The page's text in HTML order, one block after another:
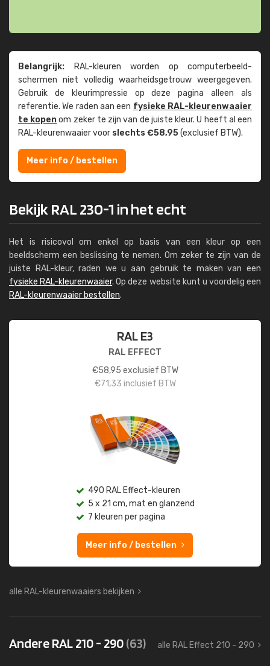
Belangrijk: RAL-kleuren worden op computer­beeld­
schermen niet volledig waarheids­­getrouw weer­gegeven.
Gebruik de kleur­impressie op deze pagina alleen als
referentie. We raden aan een fysieke RAL-kleuren­waaier
te kopenom zeker te zijn van de juiste kleur. U heeft al een
RAL-kleuren­waaier voor slechts €58,95(exclusief BTW).
Meer info / bestellen
Bekijk RAL 230-1 in het echt
Het is risicovol om enkel op basis van een kleur op een
beeldscherm een beslissing te nemen. Om zeker te zijn van de
juiste RAL-kleur, raden we u aan gebruik te maken van een
fysieke RAL-kleurenwaaier. Op deze website kunt u voordelig een
RAL-kleurenwaaier bestellen.
RAL E3
RAL EFFECT
€58,95 exclusief BTW
€71,33 inclusief BTW
490 RAL Effect-kleuren
5 x 21 cm, mat en glanzend
7 kleuren per pagina
Meer info / bestellen
alle RAL-kleurenwaaiers bekijken
Andere RAL 210 - 290(63) alle RAL Effect 210 - 290